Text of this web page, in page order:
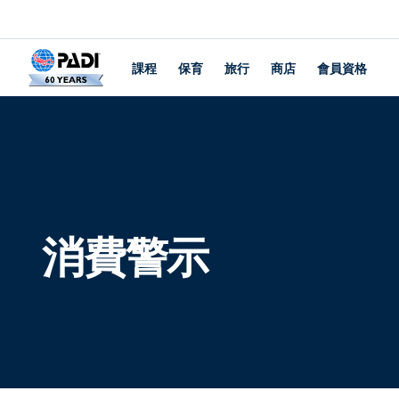
課程 保育 旅行 商店 會員資格
消費警示